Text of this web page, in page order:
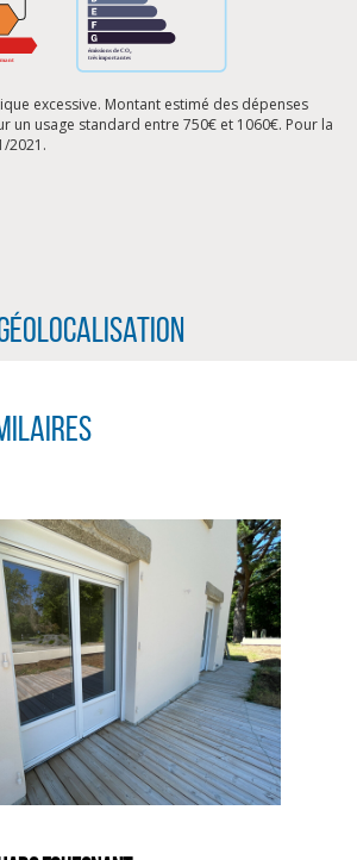
excessive. Montant estimé des dépenses
un usage standard entre 750€ et 1060€. Pour la
2021.